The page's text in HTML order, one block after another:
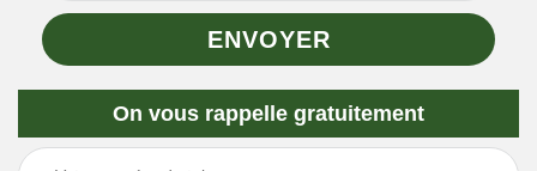
On vous rappelle gratuitement